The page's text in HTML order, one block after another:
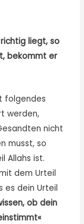
liegt, so
bekommt er
folgendes
werden,
nicht
musst, so
Allahs ist.
dem Urteil
es dein Urteil
ob dein